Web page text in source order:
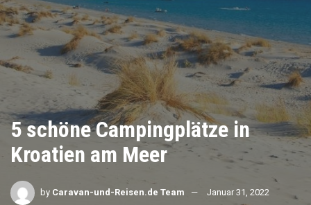
5 schöne Campingplätze in
Kroatien am Meer
by Caravan-und-Reisen.de Team Januar 31, 2022